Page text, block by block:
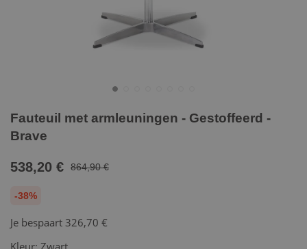
Fauteuil met armleuningen - Gestoffeerd -
Brave
538,20 € 864,90 €
-38%
Je bespaart 326,70 €
Kleur: Zwart